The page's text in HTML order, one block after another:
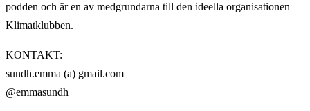
podden och är en av medgrundarna till den ideella organisationen
Klimatklubben.
KONTAKT:
sundh.emma (a) gmail.com
@emmasundh